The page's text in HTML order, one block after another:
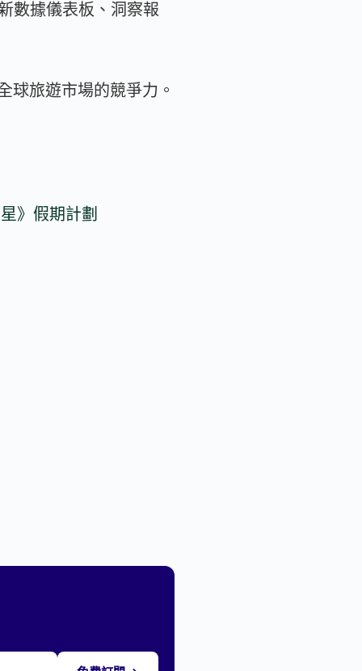
數據儀表板、洞察報
球旅遊市場的競爭力。
》假期計劃